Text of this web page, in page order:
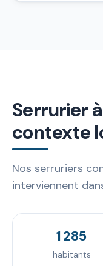
Serrurier
contexte
Nos serruriers
interviennent
1 285
habitants